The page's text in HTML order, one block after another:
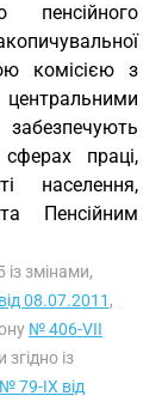
пенсійного
комісією з
праці,
населення,
Пенсійним
змінами,
08.07.2011 ,
№ 406-VII
із
№ 79-IX від